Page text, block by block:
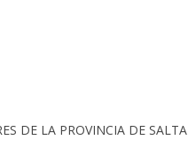
DE LA PROVINCIA DE SALTA